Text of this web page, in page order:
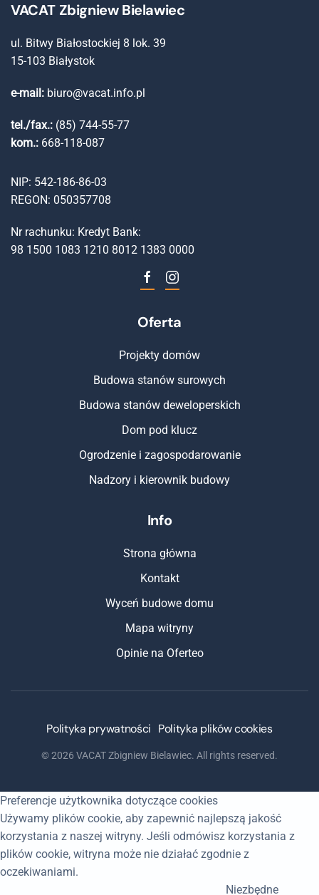
VACAT Zbigniew Bielawiec
ul. Bitwy Białostockiej 8 lok. 39
15-103 Białystok
e-mail: biuro@vacat.info.pl
tel./fax.: (85) 744-55-77
kom.: 668-118-087
NIP: 542-186-86-03
REGON: 050357708
Nr rachunku: Kredyt Bank:
98 1500 1083 1210 8012 1383 0000
Oferta
Projekty domów
Budowa stanów surowych
Budowa stanów deweloperskich
Dom pod klucz
Ogrodzenie i zagospodarowanie
Nadzory i kierownik budowy
Info
Strona główna
Kontakt
Wyceń budowe domu
Mapa witryny
Opinie na Oferteo
Polityka prywatności Polityka plików cookies
©2026 VACAT Zbigniew Bielawiec. All rights reserved.
Preferencje użytkownika dotyczące cookies
Używamy plików cookie, aby zapewnić najlepszą jakość
korzystania z naszej witryny. Jeśli odmówisz korzystania z
plików cookie, witryna może nie działać zgodnie z
oczekiwaniami.
Niezbędne